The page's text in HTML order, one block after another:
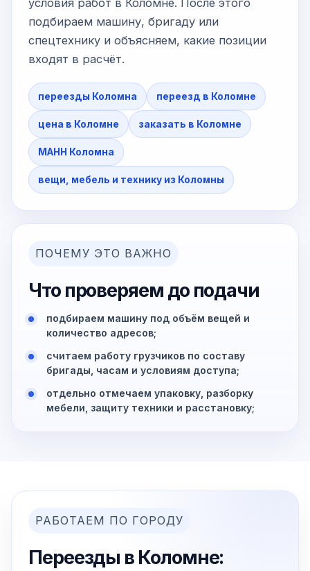
условия работ в Коломне. После этого
подбираем машину, бригаду или
спецтехнику и объясняем, какие позиции
входят в расчёт.
переезды Коломна переезд в Коломне
цена в Коломне заказать в Коломне
МАНН Коломна
вещи, мебель и технику из Коломны
ПОЧЕМУ ЭТО ВАЖНО
Что проверяем до подачи
подбираем машину под объём вещей и
количество адресов;
считаем работу грузчиков по составу
бригады, часам и условиям доступа;
отдельно отмечаем упаковку, разборку
мебели, защиту техники и расстановку;
РАБОТАЕМ ПО ГОРОДУ
Переезды в Коломне: